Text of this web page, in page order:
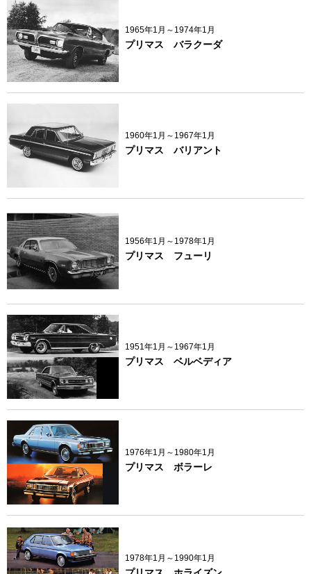
1965年1月～1974年1月
プリマス バラクーダ
1960年1月～1967年1月
プリマス バリアント
1956年1月～1978年1月
プリマス フューリ
1951年1月～1967年1月
プリマス ベルベディア
1976年1月～1980年1月
プリマス ボラーレ
1978年1月～1990年1月